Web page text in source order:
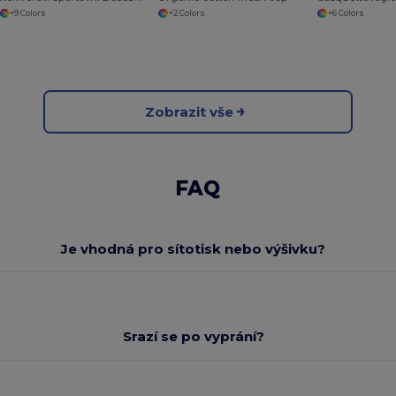
+9 Colors +2 Colors +6 Colors
Zobrazit vše
FAQ
Je vhodná pro sítotisk nebo výšivku?
Srazí se po vyprání?